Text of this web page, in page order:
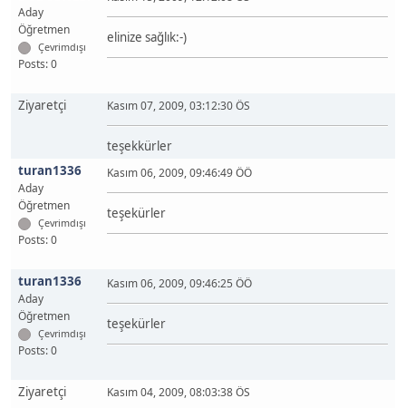
Aday
Öğretmen
Çevrimdışı
Posts: 0
elinize sağlık:-)
Ziyaretçi Kasım 07, 2009, 03:12:30 ÖS
teşekkürler
turan1336
Aday
Öğretmen
Çevrimdışı
Posts: 0
Kasım 06, 2009, 09:46:49 ÖÖ
teşekürler
turan1336
Aday
Öğretmen
Çevrimdışı
Posts: 0
Kasım 06, 2009, 09:46:25 ÖÖ
teşekürler
Ziyaretçi Kasım 04, 2009, 08:03:38 ÖS